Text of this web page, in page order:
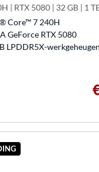
| RTX 5080 | 32 GB | 1
Core™ 7 240H
GeForce RTX 5080
LPDDR5X-